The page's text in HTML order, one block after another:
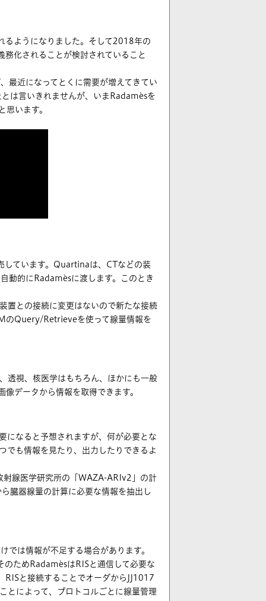
るようになりました。そして2018年の
化されることが検討されていること
最近になってとくに需要が増えてきてい
は言いきれませんが、いまRadamèsを
思います。
しています。Quartinaは、CTなどの装
的にRadamèsに渡します。このとき
置との接続に変更はないので新たな接続
のQuery/Retrieveを使って線量情報を
透視、核医学はもちろん、ほかにも一般
データから情報を取得できます。
になると予想されますが、何が必要とな
でも情報を見たり、出力したりできるよ
射線医学研究所の「WAZA-ARIv2」の計
臓器線量の計算に必要な情報を抽出し
では情報が不足する場合があります。
のためRadamèsはRISと通信して必要な
RISと接続することでオーダからJJ1017
とによって、プロトコルごとに線量管理